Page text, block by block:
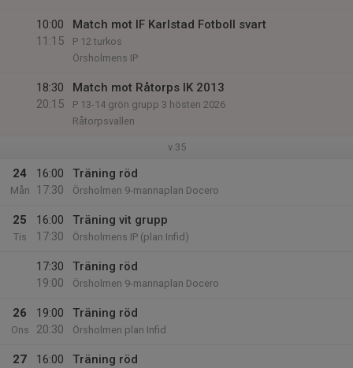
10:00
11:15
Match mot IF Karlstad Fotboll svart
P 12 turkos
Örsholmens IP
18:30
20:15
Match mot Råtorps IK 2013
P 13-14 grön grupp 3 hösten 2026
Råtorpsvallen
v.35
24
Mån
16:00
17:30
Träning röd
Örsholmen 9-mannaplan Docero
25
Tis
16:00
17:30
Träning vit grupp
Örsholmens IP (plan Infid)
17:30
19:00
Träning röd
Örsholmen 9-mannaplan Docero
26
Ons
19:00
20:30
Träning röd
Örsholmen plan Infid
27
16:00
Träning röd